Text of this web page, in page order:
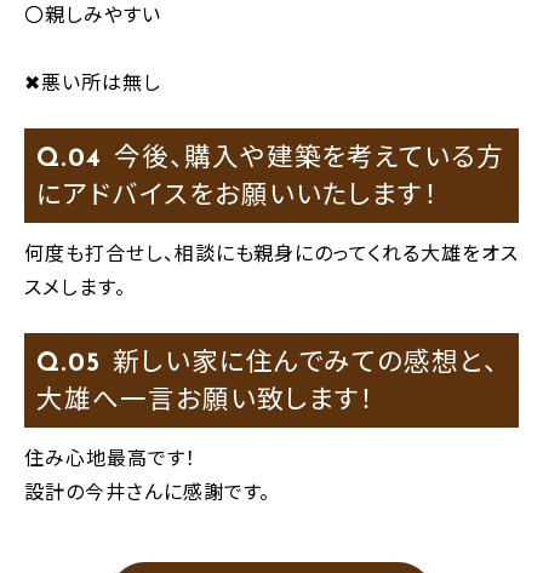
〇親しみやすい
✖悪い所は無し
Q.
今後、購入や建築を考えている方
にアドバイスをお願いいたします！
何度も打合せし、相談にも親身にのってくれる大雄をオス
スメします。
Q.
新しい家に住んでみての感想と、
大雄へ一言お願い致します！
住み心地最高です！
設計の今井さんに感謝です。